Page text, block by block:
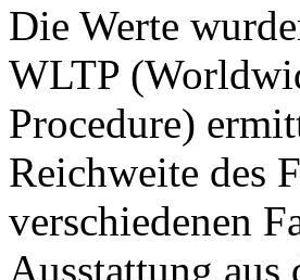
Die Werte
WLTP
Procedure)
Reichweite des
verschiedenen
Ausstattung aus